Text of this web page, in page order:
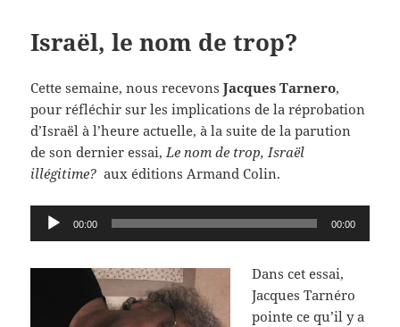
Israël, le nom de trop?
Cette semaine, nous recevonsJacques Tarnero,
pour réfléchir sur les implications de la réprobation
d’Israël à l’heure actuelle, à la suite de la parution
de son dernier essai, Le nom de trop, Israël
illégitime? aux éditions Armand Colin.
Lecteur
audio
00:00 00:00
Dans cet essai,
Jacques Tarnéro
pointe ce qu’il y a